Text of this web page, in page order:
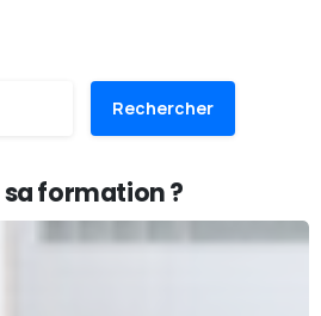
Rechercher
formation ?